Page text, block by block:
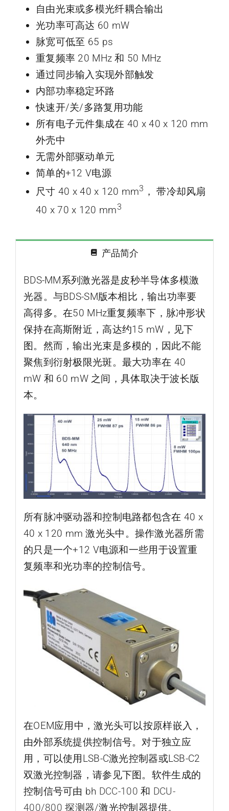
自由光束或多模光纤耦合输出
光功率可高达 60 mW
脉宽可低至 65 ps
重复频率 20 MHz 和 50 MHz
通过同步输入实现外部触发
内部功率稳定环路
快速开/关/多路复用功能
所有电子元件集成在 40 x 40 x 120 mm
外壳中
无需外部驱动单元
简单的+12 V电源
尺寸 40 x 40 x 120 mm3 ， 带冷却风扇
40 x 70 x 120 mm3
产品简介
BDS-MM系列激光器是皮秒半导体多模激
光器。与BDS-SM版本相比，输出功率要
高得多。在50 MHz重复频率下，脉冲形状
保持在高斯附近，高达约15 mW，见下
图。然而，输出光束是多模的，因此不能
聚焦到衍射极限光斑。最大功率在 40
mW 和 60 mW 之间，具体取决于波长版
本。
所有脉冲驱动器和控制电路都包含在 40 x
40 x 120 mm 激光头中。操作激光器所需
的只是一个+12 V电源和一些用于设置重
复频率和光功率的控制信号。
在OEM应用中，激光头可以按原样嵌入，
由外部系统提供控制信号。对于独立应
用，可以使用LSB-C激光控制器或LSB-C2
双激光控制器，请参见下图。软件生成的
控制信号可由 bh DCC-100 和 DCU-
400/800 探测器/激光控制器提供。